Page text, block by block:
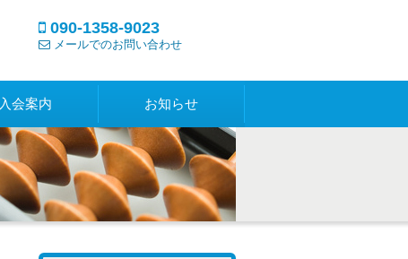
090-1358-9023
メールでのお問い合わせ
入会案内 お知らせ